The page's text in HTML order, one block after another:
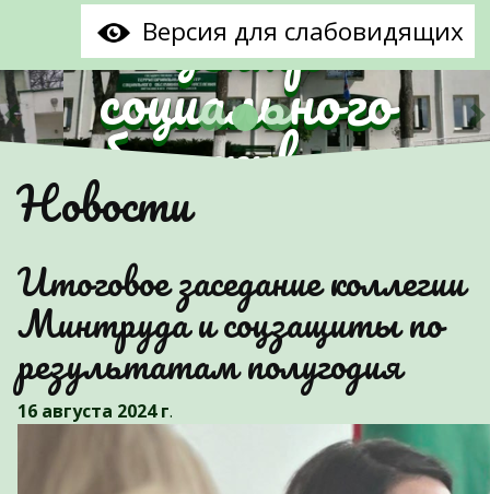
Версия для слабовидящих
центр
социального
обслуживания
населения
Партизанского
района г.Минска"
Предыдущий
Новости
Итоговое заседание коллегии
Минтруда и соцзащиты по
результатам полугодия
16 августа 2024 г.